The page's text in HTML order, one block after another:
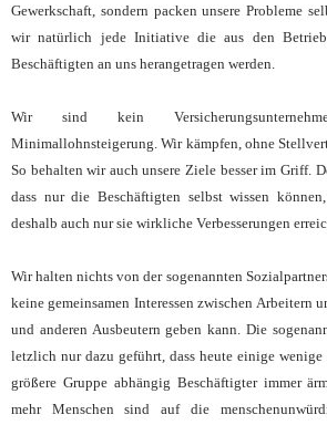
Gewerkschaft, sondern packen unsere Probleme
wir natürlich jede Initiative die aus den
Beschäftigten an uns herangetragen werden.
Wir sind kein
Minimallohnsteigerung. Wir kämpfen, ohne
So behalten wir auch unsere Ziele besser im Griff.
dass nur die Beschäftigten selbst wissen
deshalb auch nur sie wirkliche Verbesserungen
Wir halten nichts von der sogenannten
keine gemeinsamen Interessen zwischen Arbeitern
und anderen Ausbeutern geben kann. Die
letzlich nur dazu geführt, dass heute einige
größere Gruppe abhängig Beschäftigter immer
mehr Menschen sind auf die